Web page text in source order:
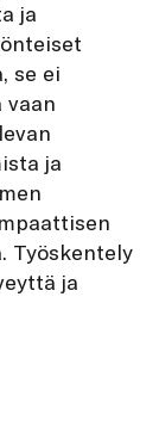
ja
se ei
vaan
ja
Työskentely
ja